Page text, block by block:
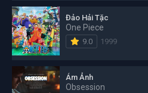
Đảo Hải Tặc
One Piece
9.0 1999
Ám Ảnh
Obsession